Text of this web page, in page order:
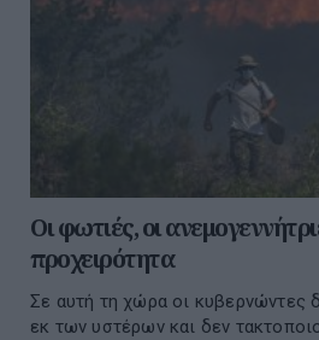
Οι φωτιές, οι
προχειρότητα
Σε αυτή τη χώρα οι κυβερνώντες
εκ των υστέρων και δεν